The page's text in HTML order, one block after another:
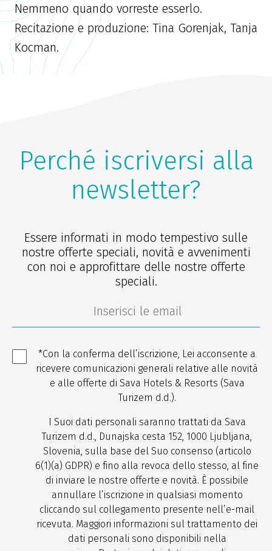
Nemmeno quando vorreste esserlo.
Recitazione e produzione: Tina Gorenjak, Tanja
Kocman.
Perché iscriversi alla
newsletter?
Essere informati in modo tempestivo sulle
nostre offerte speciali, novità e avvenimenti
con noi e approfittare delle nostre offerte
speciali.
*Con la conferma dell’iscrizione, Lei acconsente a
ricevere comunicazioni generali relative alle novità
e alle offerte di Sava Hotels & Resorts (Sava
Turizem d.d.).
I Suoi dati personali saranno trattati da Sava
Turizem d.d., Dunajska cesta 152, 1000 Ljubljana,
Slovenia, sulla base del Suo consenso (articolo
6(1)(a) GDPR) e fino alla revoca dello stesso, al fine
di inviare le nostre offerte e novità. È possibile
annullare l’iscrizione in qualsiasi momento
cliccando sul collegamento presente nell’e-mail
ricevuta. Maggiori informazioni sul trattamento dei
dati personali sono disponibili nella